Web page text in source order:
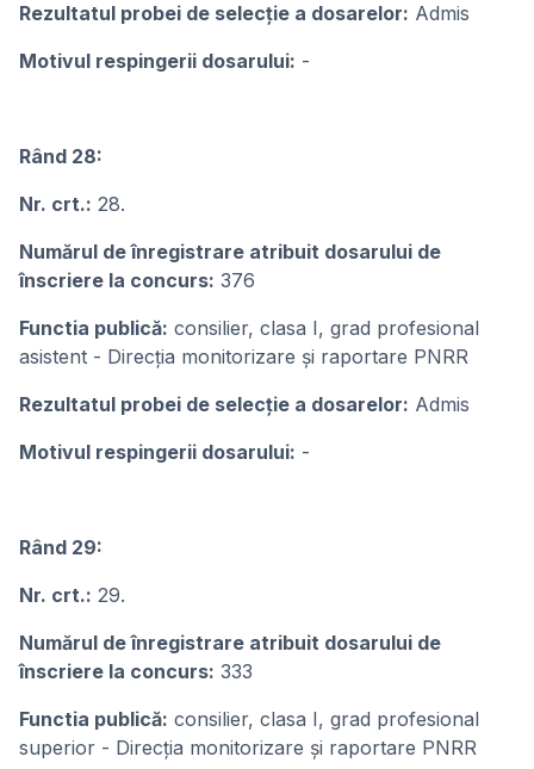
Rezultatul probei de selecție a dosarelor: Admis
Motivul respingerii dosarului: -
Rând 28:
Nr. crt.: 28.
Numărul de înregistrare atribuit dosarului de
înscriere la concurs: 376
Functia publică: consilier, clasa I, grad profesional
asistent - Direcția monitorizare și raportare PNRR
Rezultatul probei de selecție a dosarelor: Admis
Motivul respingerii dosarului: -
Rând 29:
Nr. crt.: 29.
Numărul de înregistrare atribuit dosarului de
înscriere la concurs: 333
Functia publică: consilier, clasa I, grad profesional
superior - Direcția monitorizare și raportare PNRR